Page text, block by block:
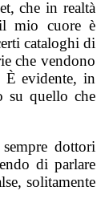
che in realtà
mio cuore è
cataloghi di
che vendono
evidente, in
su quello che
dottori
di parlare
solitamente